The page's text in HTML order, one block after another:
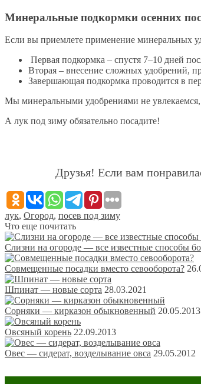
Минеральные подкормки осенних
Если вы приемлете применение минеральных
Первая подкормка – спустя 7–10 дней
Вторая – внесение сложных удобрений,
Завершающая подкормка проводится в
Мы минеральными удобрениями не
А лук под зиму обязательно посадите!
Друзья! Если вам
лук, Огород, посев под зиму
Что еще почитать
Слизни на огороде — все известные способы
Совмещенные посадки вместо севооборота?
Шпинат — новые сорта 28.03.2021
Сорняки — кирказон обыкновенный 20.05.2013
Овсяный корень 22.09.2013
Овес — сидерат, возделывание овса 29.05.2012